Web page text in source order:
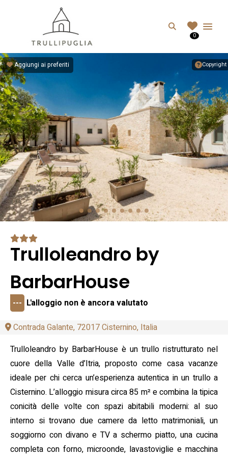
Search
0
Copyright
Aggiungi ai preferiti
Trulloleandro by
BarbarHouse
--- L'alloggio non è ancora valutato
Contrada Galante, 72017 Cisternino, Italia
Trulloleandro by BarbarHouse è un trullo ristrutturato nel
cuore della Valle d’Itria, proposto come casa vacanze
ideale per chi cerca un’esperienza autentica in un trullo a
Cisternino. L’alloggio misura circa 85 m² e combina la tipica
conicità delle volte con spazi abitabili moderni: al suo
interno si trovano due camere da letto matrimoniali, un
soggiorno con divano e TV a schermo piatto, una cucina
completa con forno, microonde, lavastoviglie e macchina